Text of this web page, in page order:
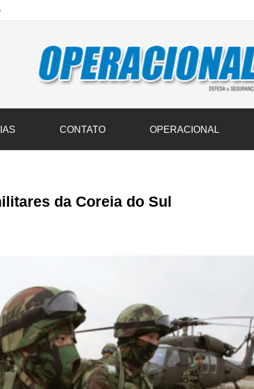
civil transportam 3,6 mil toneladas de donativos ao Rio Grande
CONTATO OPERACIONAL
da Coreia do Sul